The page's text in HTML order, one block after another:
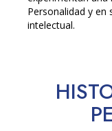
Personalidad y en
intelectual.